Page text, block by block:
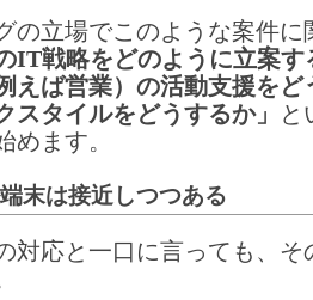
の立場でこのような案件に
IT戦略をどのように立案す
えば営業）の活動支援をど
スタイルをどうするか」
と
めます。
末は接近しつつある
対応と一口に言っても、そ